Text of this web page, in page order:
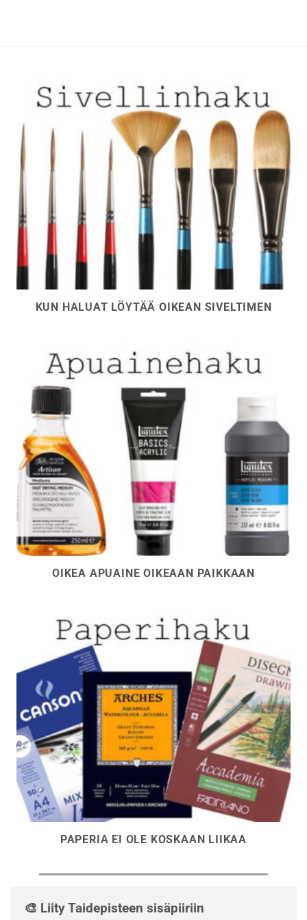
KUN HALUAT LÖYTÄÄ OIKEAN SIVELTIMEN
OIKEA APUAINE OIKEAAN PAIKKAAN
PAPERIA EI OLE KOSKAAN LIIKAA
🎨 Liity Taidepisteen sisäpiiriin